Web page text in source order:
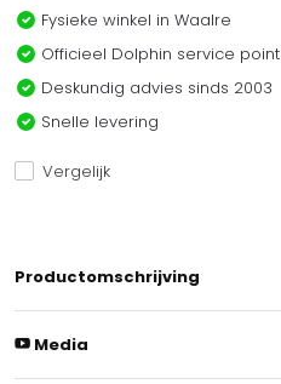
Fysieke winkel in Waalre
Officieel Dolphin service point
Deskundig advies sinds 2003
Snelle levering
Vergelijk
Productomschrijving
Media